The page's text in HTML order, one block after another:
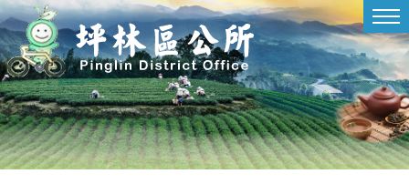
進入內容區塊